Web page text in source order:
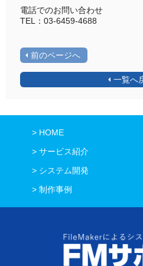
電話でのお問い合わせ
TEL：03-6459-4688
前のページへ
一覧へ
HOME
サービス紹介
システム開発
制作事例